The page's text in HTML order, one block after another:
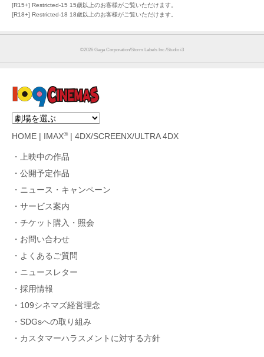
[R15+] Restricted-15 15歳以上のお客様がご覧いただけます。
[R18+] Restricted-18 18歳以上のお客様がご覧いただけます。
©︎2026 Gaga Corporation/Storm Labels Inc./Studio i3
HOME IMAX®| 4DX/SCREENX/ULTRA 4DX
上映中の作品
公開予定作品
ニュース・キャンペーン
サービス案内
チケット購入・照会
お問い合わせ
よくあるご質問
ニュースレター
採用情報
109シネマズ経営理念
SDGsへの取り組み
カスタマーハラスメントに対する方針